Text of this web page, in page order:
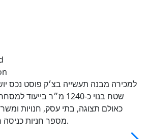
שטח בנוי כ-1240 מ״ר
כאולם תצוגה, בתי עסק, חנויות
מספר חניות כניסה ראשית וכניסה אחורית.